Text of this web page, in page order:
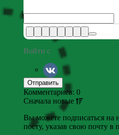
Войти с
Комментариев: 0
Сначала новые
Вы можете подписаться на
посту, указав свою почту в